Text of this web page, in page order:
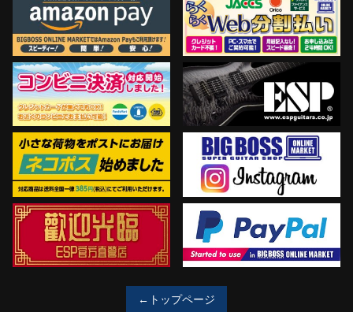
←トップページ